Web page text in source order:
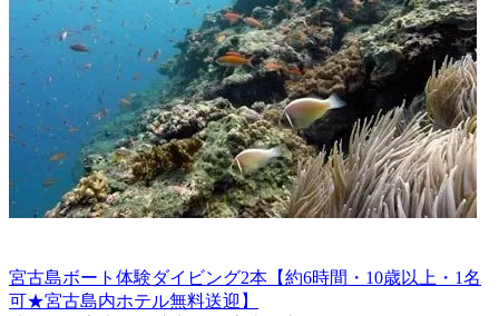
宮古島ボート体験ダイビング2本【約6時間・10歳以上・1名
可★宮古島内ホテル無料送迎】